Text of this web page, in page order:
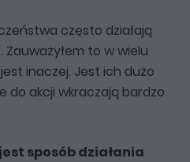
często działają
to w wielu
inaczej. Jest ich dużo
do akcji wkraczają bardzo
sposób działania